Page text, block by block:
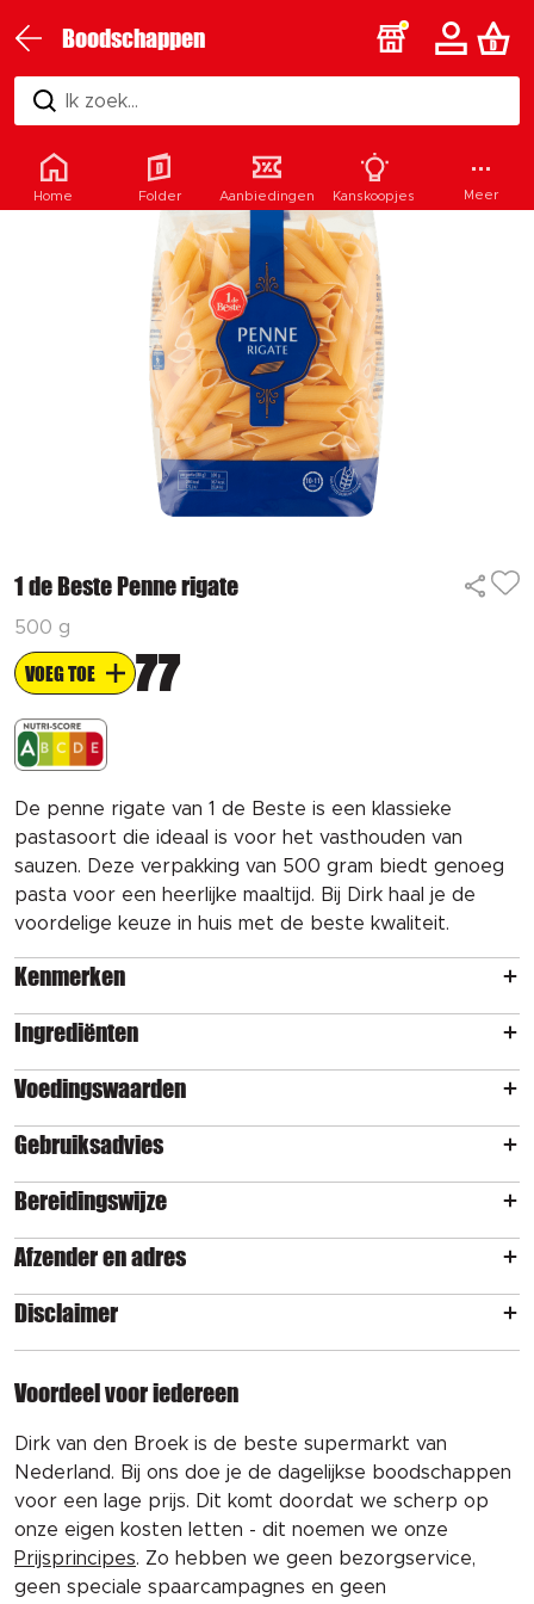
Boodschappen
Ik zoek...
1 de Beste Penne rigate
500 g
VOEG TOE 77
De penne rigate van 1 de Beste is een klassieke
pastasoort die ideaal is voor het vasthouden van
sauzen. Deze verpakking van 500 gram biedt genoeg
pasta voor een heerlijke maaltijd. Bij Dirk haal je de
voordelige keuze in huis met de beste kwaliteit.
Kenmerken
Ingrediënten
Voedingswaarden
Gebruiksadvies
Bereidingswijze
Afzender en adres
Disclaimer
Voordeel voor iedereen
Dirk van den Broek is de beste supermarkt van
Nederland. Bij ons doe je de dagelijkse boodschappen
voor een lage prijs. Dit komt doordat we scherp op
onze eigen kosten letten - dit noemen we onze
Prijsprincipes. Zo hebben we geen bezorgservice,
geen speciale spaarcampagnes en geen
Home Folder Aanbiedingen Kanskoopjes Meer